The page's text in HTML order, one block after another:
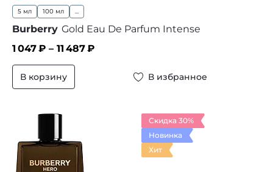
5 мл 100 мл ...
Burberry Gold Eau De Parfum Intense
1 047₽ – 11 487₽
В корзину В избранное
Скидка 30%
Новинка
Хит